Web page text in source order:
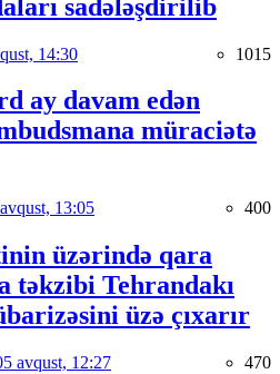
sadələşdirilib
14:30 1015
ay davam edən
müraciətə
13:05 400
üzərində qara
təkzibi Tehrandakı
üzə çıxarır
avqust, 12:27 470